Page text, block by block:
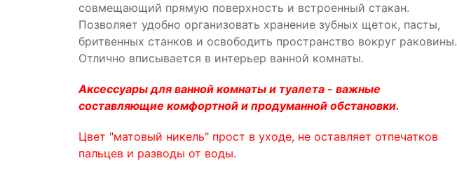
совмещающий прямую поверхность и встроенный стакан.
Позволяет удобно организовать хранение зубных щеток, пасты,
бритвенных станков и освободить пространство вокруг раковины.
Отлично вписывается в интерьер ванной комнаты.
Аксессуары для ванной комнаты и туалета - важные
составляющие комфортной и продуманной обстановки.
Цвет "матовый никель" прост в уходе, не оставляет отпечатков
пальцев и разводы от воды.